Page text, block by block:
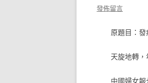
發佈留言
原題目：
天旋地轉，
中國婦女